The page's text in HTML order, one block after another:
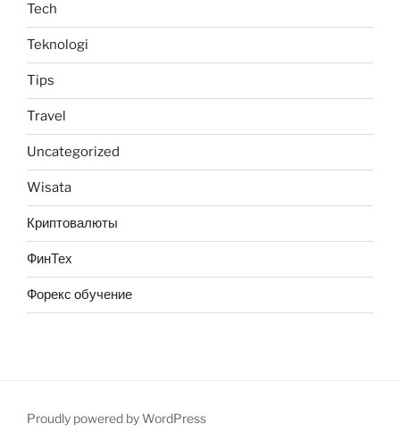
Tech
Teknologi
Tips
Travel
Uncategorized
Wisata
Криптовалюты
ФинТех
Форекс обучение
Proudly powered by WordPress